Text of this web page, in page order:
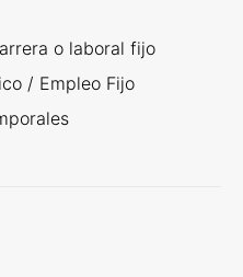
o laboral fijo
/ Empleo Fijo